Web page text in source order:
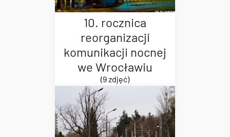
10. rocznica
reorganizacji
komunikacji nocnej
we Wrocławiu
(9 zdjęć)